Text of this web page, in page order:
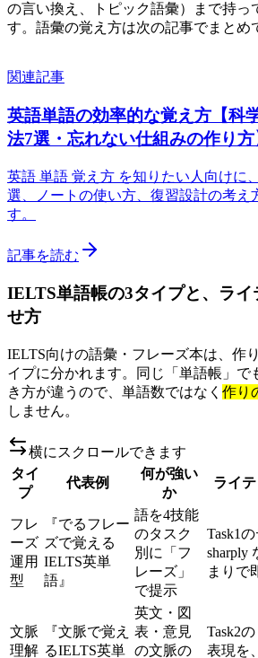
の言い換え、トピック語彙）まで持っ
す。語彙の覚え方は次の記事でまとめ
関連記事
英語単語の効率的な覚え方【科
法7選・忘れない仕組みの作り方
英語 単語 覚え方 を知りたい人向けに
選、ノートの使い方、復習設計の考え
す。
記事を読む
IELTS単語帳の3タイプと、ラ
せ方
IELTS向けの語彙・フレーズ本は、作
イプに分かれます。同じ「単語帳」で
き方が違うので、単語数ではなく 作り
しません。
横にスクロールできます
タイ
プ
代表例
何が強い
か
ライ
フレ
ーズ
運用
型
『でるフレー
ズで覚える
IELTS英単
語』
語を4技能
のタスク
別に「フ
レーズ」
で提示
Task1
sharply
まりで
文脈
理解
『文脈で覚え
るIELTS英単
英文・図
表・意見
の文脈の
Task2
表現を